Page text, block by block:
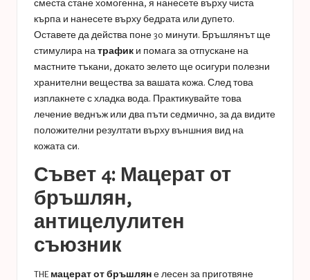
сместа стане хомогенна, я нанесете върху чиста
кърпа и нанесете върху бедрата или дупето.
Оставете да действа поне 30 минути. Бръшлянът ще
стимулира на трафик и помага за отпускане на
мастните тъкани, докато зелето ще осигури полезни
хранителни вещества за вашата кожа. След това
изплакнете с хладка вода. Практикувайте това
лечение веднъж или два пъти седмично, за да видите
положителни резултати върху външния вид на
кожата си.
Съвет 4: Мацерат от
бръшлян,
антицелулитен
съюзник
THE мацерат от бръшляне лесен за приготвяне